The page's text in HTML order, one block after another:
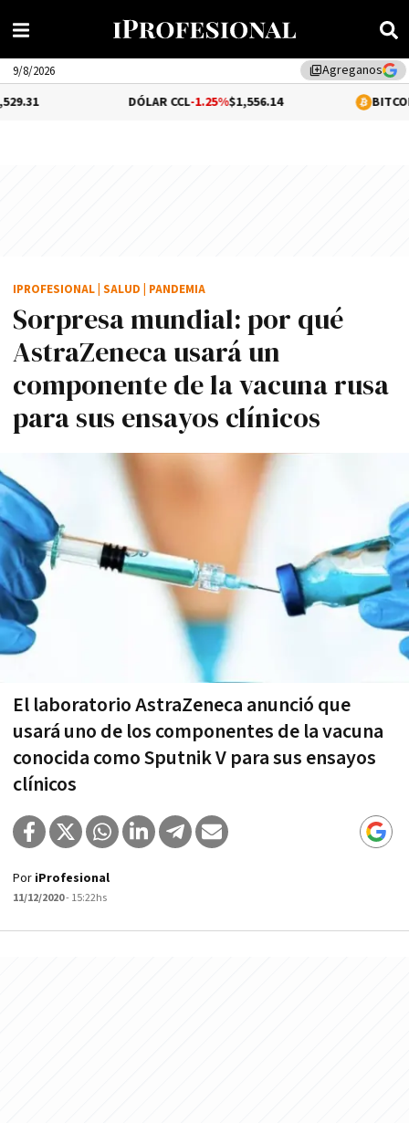
library_addAgreganos
9/8/2026
-1.25%$1,556.14 -0.05%
Sorpresa mundial: por qué
AstraZeneca usará un
componente de la vacuna rusa
para sus ensayos clínicos
El laboratorio AstraZeneca anunció que
usará uno de los componentes de la vacuna
conocida como Sputnik V para sus ensayos
clínicos
IPROFESIONAL SALUD PANDEMIA
Por iProfesional
11/12/2020- 15:22hs